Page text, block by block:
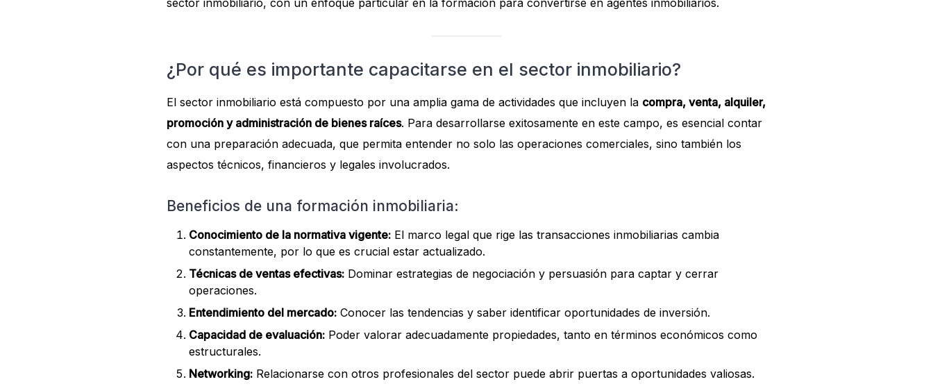
¿Por qué es importante capacitarse en el sector inmobiliario?
El sector inmobiliario está compuesto por una amplia gama de actividades que incluyen la compra, venta, alquiler,
promoción y administración de bienes raíces. Para desarrollarse exitosamente en este campo, es esencial contar
con una preparación adecuada, que permita entender no solo las operaciones comerciales, sino también los
aspectos técnicos, financieros y legales involucrados.
Beneficios de una formación inmobiliaria:
Conocimiento de la normativa vigente: El marco legal que rige las transacciones inmobiliarias cambia
constantemente, por lo que es crucial estar actualizado.
Técnicas de ventas efectivas: Dominar estrategias de negociación y persuasión para captar y cerrar
operaciones.
Entendimiento del mercado: Conocer las tendencias y saber identificar oportunidades de inversión.
Capacidad de evaluación: Poder valorar adecuadamente propiedades, tanto en términos económicos como
estructurales.
Networking: Relacionarse con otros profesionales del sector puede abrir puertas a oportunidades valiosas.